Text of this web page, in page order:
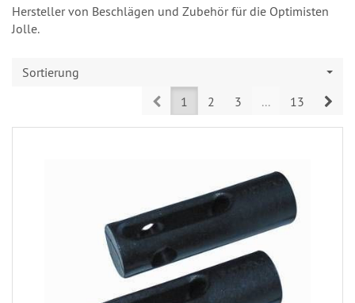
Hersteller von Beschlägen und Zubehör für die Optimisten
Jolle.
Sortierung
Prev1 2 3 ... 13